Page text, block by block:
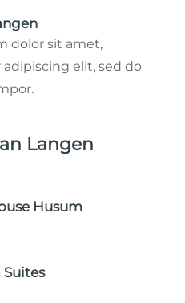
dolor sit amet,
elit, sed do
Langen
Husum
Suites